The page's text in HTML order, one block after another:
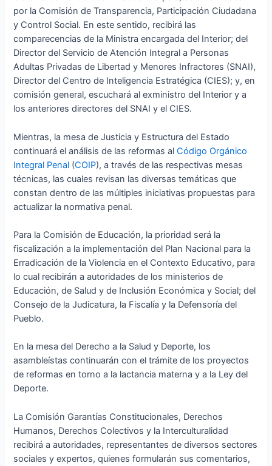
por la Comisión de Transparencia, Participación Ciudadana
y Control Social. En este sentido, recibirá las
comparecencias de la Ministra encargada del Interior; del
Director del Servicio de Atención Integral a Personas
Adultas Privadas de Libertad y Menores Infractores (SNAI),
Director del Centro de Inteligencia Estratégica (CIES); y, en
comisión general, escuchará al exministro del Interior y a
los anteriores directores del SNAI y el CIES.
Mientras, la mesa de Justicia y Estructura del Estado
continuará el análisis de las reformas alCódigo Orgánico
Integral Penal (COIP), a través de las respectivas mesas
técnicas, las cuales revisan las diversas temáticas que
constan dentro de las múltiples iniciativas propuestas para
actualizar la normativa penal.
Para la Comisión de Educación, la prioridad será la
fiscalización a la implementación del Plan Nacional para la
Erradicación de la Violencia en el Contexto Educativo, para
lo cual recibirán a autoridades de los ministerios de
Educación, de Salud y de Inclusión Económica y Social; del
Consejo de la Judicatura, la Fiscalía y la Defensoría del
Pueblo.
En la mesa del Derecho a la Salud y Deporte, los
asambleístas continuarán con el trámite de los proyectos
de reformas en torno a la lactancia materna y a la Ley del
Deporte.
La Comisión Garantías Constitucionales, Derechos
Humanos, Derechos Colectivos y la Interculturalidad
recibirá a autoridades, representantes de diversos sectores
sociales y expertos, quienes formularán sus comentarios,